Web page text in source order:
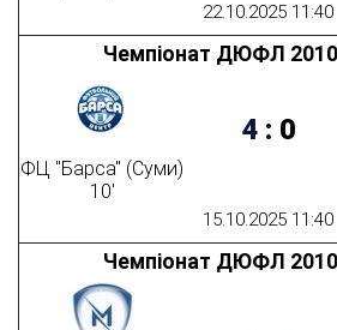
22.10.2025 11:40
15.10.2025 11:40
Чемпіонат ДЮФЛ
ФЦ "Барса" (Суми)
10'
4: 0
Чемпіонат ДЮФЛ